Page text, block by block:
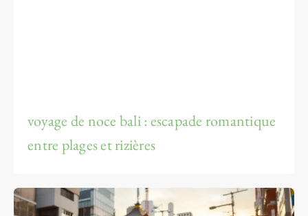
voyage de noce bali : escapade romantique
entre plages et rizières